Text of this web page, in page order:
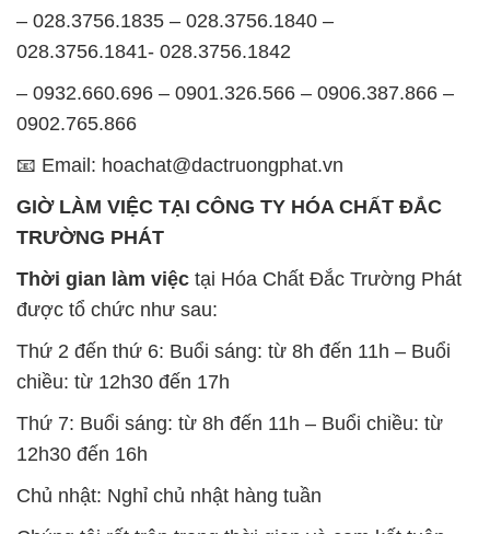
Thời gian làm việctại Hóa Chất Đắc Trường Phát
được tổ chức như sau:
Thứ 2 đến thứ 6: Buổi sáng: từ 8h đến 11h – Buổi
chiều: từ 12h30 đến 17h
Thứ 7: Buổi sáng: từ 8h đến 11h – Buổi chiều: từ
Chủ nhật: Nghỉ chủ nhật hàng tuần
Chúng tôi rất trân trọng thời gian và cam kết tuân
thủ giờ làm việc để đảm bảo sự hỗ trợ tốt nhất cho
nhất của nhân viên.
TRƯỜNG PHÁT
Đông B, Quận Bình Tân, Sài Gòn TP. Hồ Chí